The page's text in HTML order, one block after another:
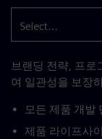
Select...
브랜딩 전략, 프로
여 일관성을 보장
모든 제품 개발
제품 라이프사